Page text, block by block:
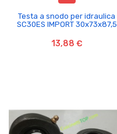
Testa a snodo per idraulica
SC30ES IMPORT 30x73x87,5
13,88 €